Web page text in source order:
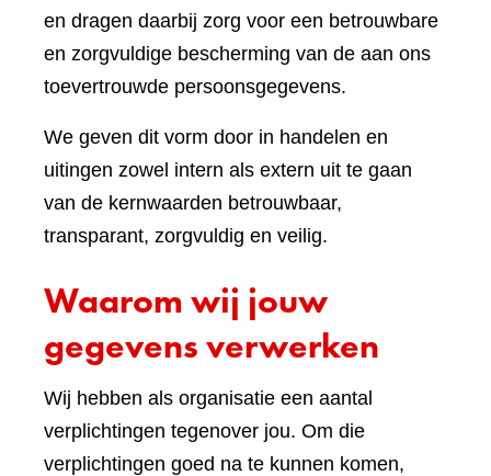
en dragen daarbij zorg voor een betrouwbare
en zorgvuldige bescherming van de aan ons
toevertrouwde persoonsgegevens.
We geven dit vorm door in handelen en
uitingen zowel intern als extern uit te gaan
van de kernwaarden betrouwbaar,
transparant, zorgvuldig en veilig.
Waarom wij jouw
gegevens verwerken
Wij hebben als organisatie een aantal
verplichtingen tegenover jou. Om die
verplichtingen goed na te kunnen komen,